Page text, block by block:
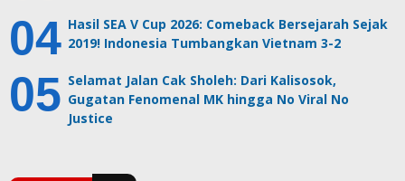
Hasil SEA V Cup 2026: Comeback Bersejarah Sejak
2019! Indonesia Tumbangkan Vietnam 3-2
Selamat Jalan Cak Sholeh: Dari Kalisosok,
Gugatan Fenomenal MK hingga No Viral No
Justice